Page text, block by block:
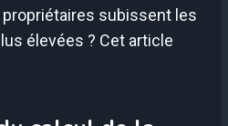
subissent les
élevées ? Cet article